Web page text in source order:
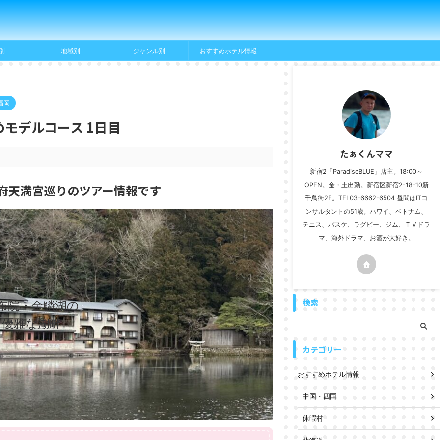
地域別 ジャンル別 おすすめホテル情報
岡
デルコース 1日目
天満宮巡りのツアー情報です
院・金鱗湖の
優雅な湖畔
たぁくんママ
新宿2「ParadiseBLUE」店主。18:00～
OPEN。金・土出勤。新宿区新宿2-18-10新
千鳥街2F。TEL03-6662-6504 昼間はITコ
ンサルタントの51歳。ハワイ、ベトナム、
テニス、バスケ、ラグビー、ジム、ＴＶドラ
マ、海外ドラマ、お酒が大好き。
検索
カテゴリー
おすすめホテル情報
中国・四国
休暇村